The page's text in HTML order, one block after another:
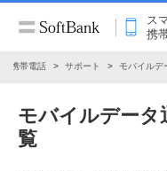
ス
携
携帯電話 サポート モバイルデ
モバイルデータ
覧